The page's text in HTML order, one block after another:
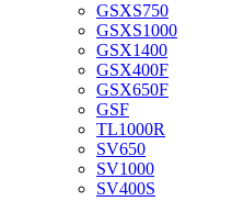
GSXS750
GSXS1000
GSX1400
GSX400F
GSX650F
GSF
TL1000R
SV650
SV1000
SV400S